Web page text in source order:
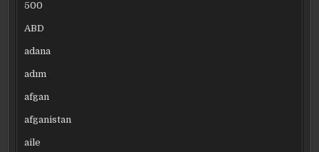
500
ABD
adana
adım
afgan
afganistan
aile